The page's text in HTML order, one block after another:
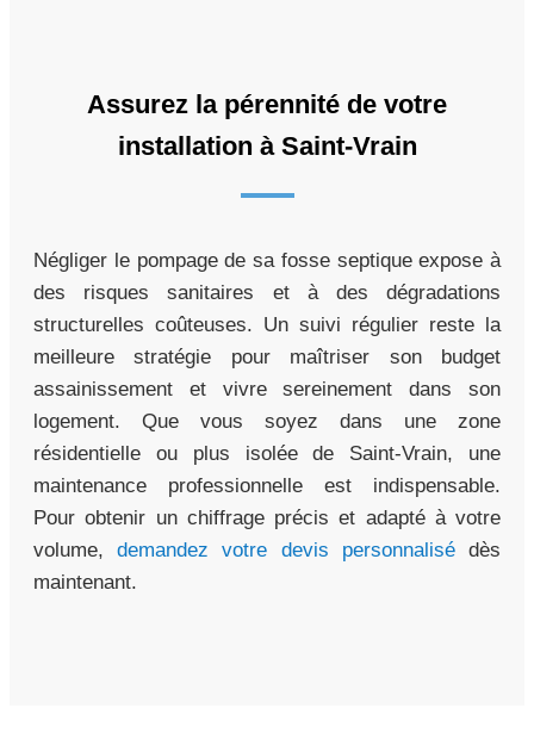
Assurez la pérennité de votre
installation à Saint-Vrain
Négliger le pompage de sa fosse septique expose à
des risques sanitaires et à des dégradations
structurelles coûteuses. Un suivi régulier reste la
meilleure stratégie pour maîtriser son budget
assainissement et vivre sereinement dans son
logement. Que vous soyez dans une zone
résidentielle ou plus isolée de Saint-Vrain, une
maintenance professionnelle est indispensable.
Pour obtenir un chiffrage précis et adapté à votre
volume,demandez votre devis personnalisédès
maintenant.